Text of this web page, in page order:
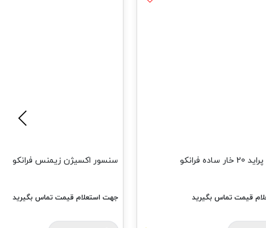
زیمنس فرانکو
قیمت تماس بگیرید
سه شاخ پلوس 19 خار پراید ABS فرانکو
جهت استعلام قیمت تماس بگیرید